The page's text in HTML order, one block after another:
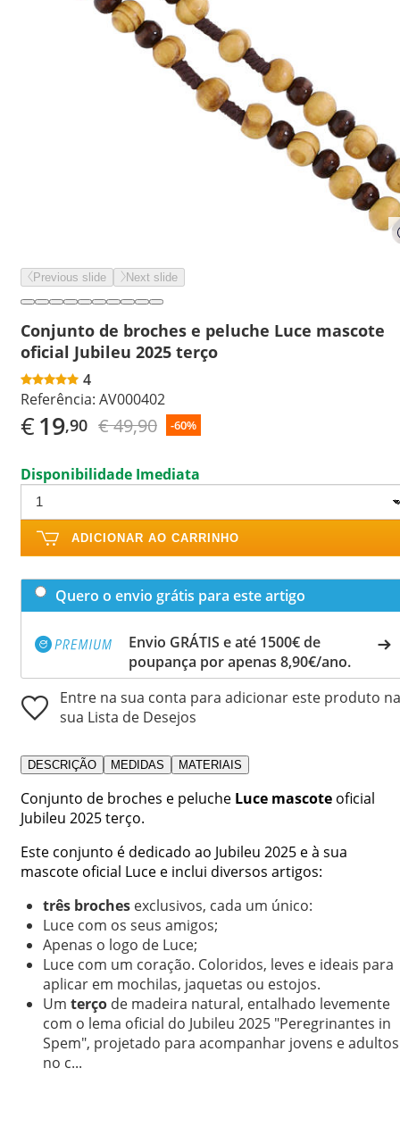
Previous slide Next slide
Conjunto de broches e peluche Luce mascote
oficial Jubileu 2025 terço
4
Referência: AV000402
€19,90 € 49,90 -60%
Disponibilidade Imediata
ADICIONAR AO CARRINHO
Quero o envio grátis para este artigo
Envio GRÁTIS e até 1500€ de
poupança por apenas 8,90€/ano.
Entre na sua conta para adicionar este produto na
sua Lista de Desejos
DESCRIÇÃO MEDIDAS MATERIAIS
Conjunto de broches e peluche Luce mascote oficial
Jubileu 2025 terço.
Este conjunto é dedicado ao Jubileu 2025 e à sua
mascote oficial Luce e inclui diversos artigos:
três broches exclusivos, cada um único:
Luce com os seus amigos;
Apenas o logo de Luce;
Luce com um coração. Coloridos, leves e ideais para
aplicar em mochilas, jaquetas ou estojos.
Um terço de madeira natural, entalhado levemente
com o lema oficial do Jubileu 2025 "Peregrinantes in
Spem", projetado para acompanhar jovens e adultos
no c...